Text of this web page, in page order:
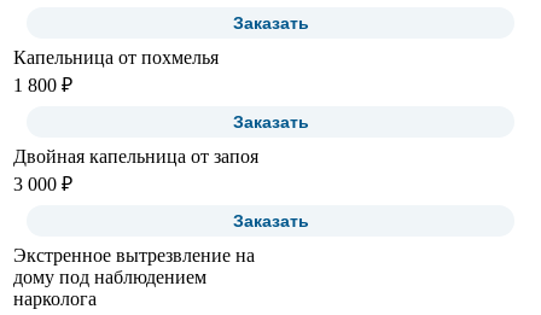
Заказать
Капельница от похмелья
1 800 ₽
Заказать
Двойная капельница от запоя
3 000 ₽
Заказать
Экстренное вытрезвление на
дому под наблюдением
нарколога